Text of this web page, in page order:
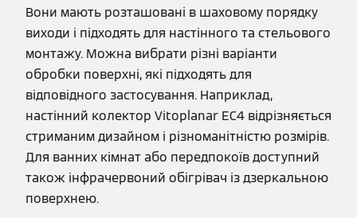
Вони мають розташовані в шаховому порядку
виходи і підходять для настінного та стельового
монтажу. Можна вибрати різні варіанти
обробки поверхні, які підходять для
відповідного застосування. Наприклад,
настінний колектор Vitoplanar EC4 відрізняється
стриманим дизайном і різноманітністю розмірів.
Для ванних кімнат або передпокоїв доступний
також інфрачервоний обігрівач із дзеркальною
поверхнею.